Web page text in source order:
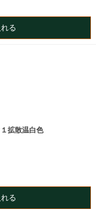
る
拡散温白色
る